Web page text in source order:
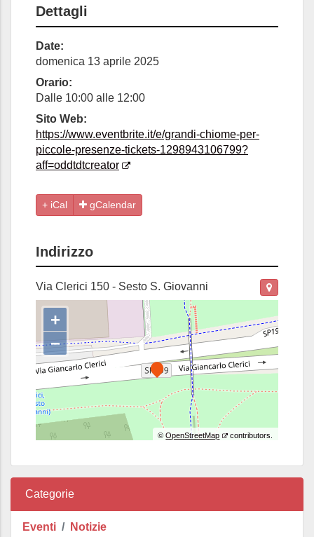
Dettagli
Date:
domenica 13 aprile 2025
Orario:
Dalle 10:00 alle 12:00
Sito Web:
https://www.eventbrite.it/e/grandi-chiome-per-
piccole-presenze-tickets-1298943106799?
aff=oddtdtcreator
gCalendar
Indirizzo
Via Clerici 150 - Sesto S. Giovanni
+
−
©OpenStreetMap contributors.
Categorie
Eventi Notizie